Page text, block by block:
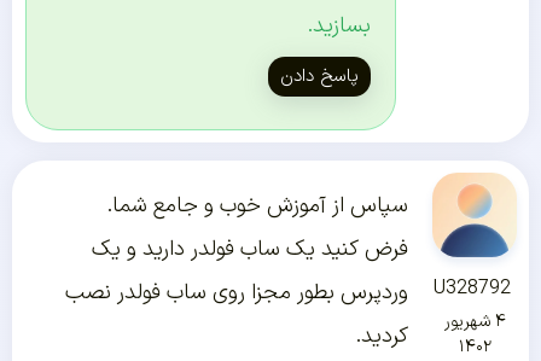
بسازید.
پاسخ دادن
U328792
۴ شهریور
۱۴۰۲
سپاس از آموزش خوب و جامع شما.
فرض کنید یک ساب فولدر دارید و یک
وردپرس بطور مجزا روی ساب فولدر نصب
کردید.